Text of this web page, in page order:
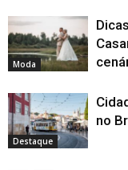
Moda
Destaque
no